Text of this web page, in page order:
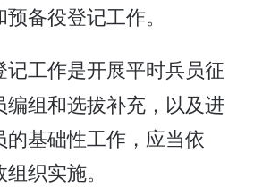
备役登记工作。
记工作是开展平时兵员征
组和选拔补充，以及进
基础性工作，应当依
织实施。